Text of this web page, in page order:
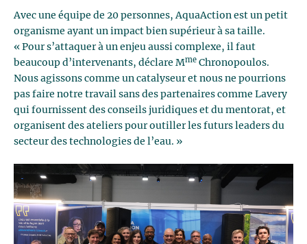
Avec une équipe de 20 personnes, AquaAction est un petit
organisme ayant un impact bien supérieur à sa taille.
« Pour s’attaquer à un enjeu aussi complexe, il faut
beaucoup d’intervenants, déclare Mme Chronopoulos.
Nous agissons comme un catalyseur et nous ne pourrions
pas faire notre travail sans des partenaires comme Lavery
qui fournissent des conseils juridiques et du mentorat, et
organisent des ateliers pour outiller les futurs leaders du
secteur des technologies de l’eau. »